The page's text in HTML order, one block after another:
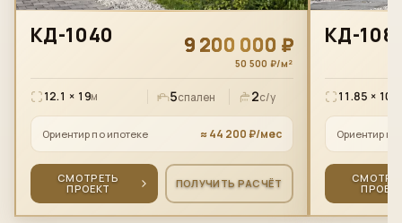
КД-1040
12.1 × 19м 5спален 2с/у
9 200 000 ₽
50 500 ₽/м²
Ориентир по ипотеке ≈ 44 200 ₽/мес
СМОТРЕТЬ
ПРОЕКТ
ПОЛУЧИТЬ РАСЧЁТ
КД-
11.85 × 10
Ориентир по